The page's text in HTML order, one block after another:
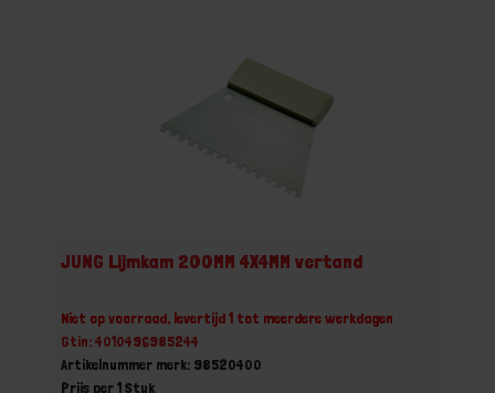
JUNG Lijmkam 200MM 4X4MM vertand
Niet op voorraad, levertijd 1 tot meerdere werkdagen
Gtin: 4010496985244
Artikelnummer merk: 98520400
Prijs per 1 Stuk